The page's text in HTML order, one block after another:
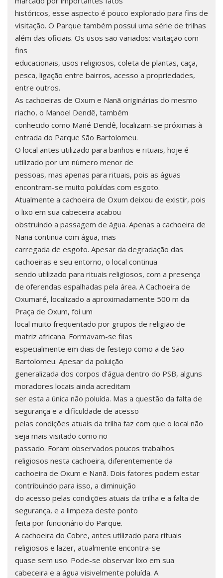
históricos, esse aspecto é pouco explorado para fins de
visitação. O Parque também possui uma série de trilhas
além das oficiais. Os usos são variados: visitação com
fins
educacionais, usos religiosos, coleta de plantas, caça,
pesca, ligação entre bairros, acesso a propriedades,
entre outros.
As cachoeiras de Oxum e Nanã originárias do mesmo
riacho, o Manoel Dendê, também
conhecido como Mané Dendê, localizam-se próximas à
entrada do Parque São Bartolomeu.
O local antes utilizado para banhos e rituais, hoje é
utilizado por um número menor de
pessoas, mas apenas para rituais, pois as águas
encontram-se muito poluídas com esgoto.
Atualmente a cachoeira de Oxum deixou de existir, pois
o lixo em sua cabeceira acabou
obstruindo a passagem de água. Apenas a cachoeira de
Nanã continua com água, mas
carregada de esgoto. Apesar da degradação das
cachoeiras e seu entorno, o local continua
sendo utilizado para rituais religiosos, com a presença
de oferendas espalhadas pela área. A Cachoeira de
Oxumaré, localizado a aproximadamente 500 m da
Praça de Oxum, foi um
local muito frequentado por grupos de religião de
matriz africana. Formavam-se filas
especialmente em dias de festejo como a de São
Bartolomeu. Apesar da poluição
generalizada dos corpos d’água dentro do PSB, alguns
moradores locais ainda acreditam
ser esta a única não poluída. Mas a questão da falta de
segurança e a dificuldade de acesso
pelas condições atuais da trilha faz com que o local não
seja mais visitado como no
passado. Foram observados poucos trabalhos
religiosos nesta cachoeira, diferentemente da
cachoeira de Oxum e Nanã. Dois fatores podem estar
contribuindo para isso, a diminuição
do acesso pelas condições atuais da trilha e a falta de
segurança, e a limpeza deste ponto
feita por funcionário do Parque.
A cachoeira do Cobre, antes utilizado para rituais
religiosos e lazer, atualmente encontra-se
quase sem uso. Pode-se observar lixo em sua
cabeceira e a água visivelmente poluída. A